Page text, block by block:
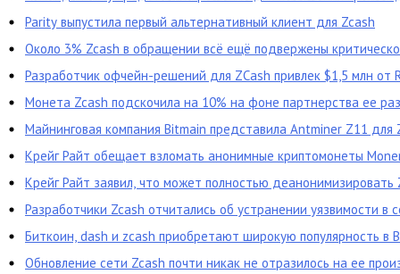
Parity выпустила первый альтернативный клиент для Zcash
Около 3% Zcash в обращении всё ещё подвержены
Разработчик офчейн-решений для ZCash привлек $1,5 млн от
Монета Zcash подскочила на 10% на фоне партнерства ее
Майнинговая компания Bitmain представила Antminer Z11 для
Крейг Райт обещает взломать анонимные криптомонеты
Крейг Райт заявил, что может полностью деанонимизировать
Дональдом Трампом от криптовалют
Разработчики Zcash отчитались об устранении уязвимости в
Биткоин, dash и zcash приобретают широкую популярность в
Обновление сети Zcash почти никак не отразилось на ее